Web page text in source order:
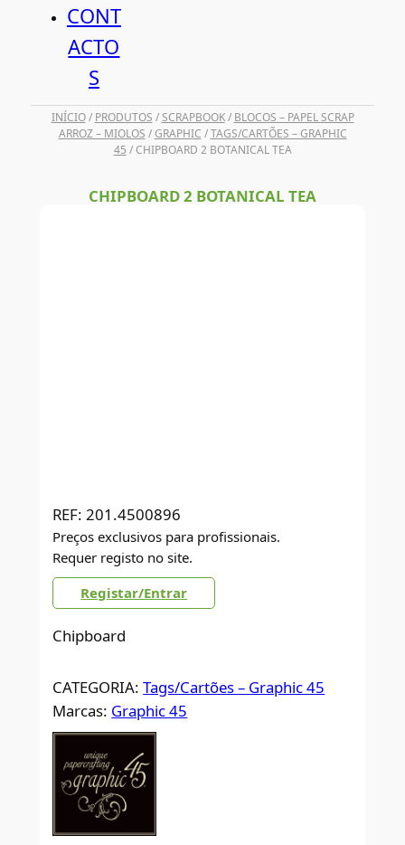
CONT
ACTO
S
INÍCIO/ PRODUTOS /SCRAPBOOK/ BLOCOS – PAPEL SCRAP
ARROZ – MIOLOS /GRAPHIC /TAGS/CARTÕES – GRAPHIC
45 / CHIPBOARD 2 BOTANICAL TEA
CHIPBOARD 2 BOTANICAL TEA
REF: 201.4500896
Preços exclusivos para profissionais.
Requer registo no site.
Registar/Entrar
Chipboard
CATEGORIA:Tags/Cartões – Graphic 45
Marcas: Graphic 45